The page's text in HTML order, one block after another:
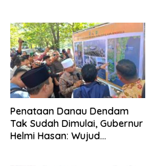
Penataan Danau Dendam
Tak Sudah Dimulai, Gubernur
Helmi Hasan: Wujud